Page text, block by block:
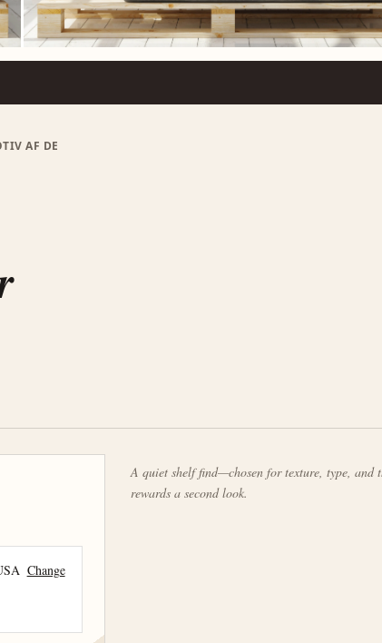
AF DE
Change
A quiet shelf find—chosen for texture, type, and
rewards a second look.